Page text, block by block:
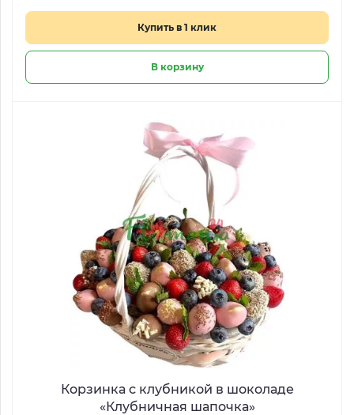
Купить в 1 клик
В корзину
Корзинка с клубникой в шоколаде
«Клубничная шапочка»